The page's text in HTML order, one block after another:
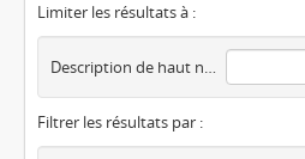
Limiter les résultats à :
Description de haut niveau
Filtrer les résultats par :